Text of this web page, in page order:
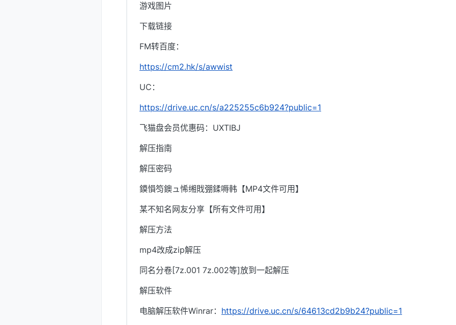
游戏图片
下载链接
FM转百度：
https://cm2.hk/s/awwist
UC：
https://drive.uc.cn/s/a225255c6b924?public=1
飞猫盘会员优惠码：UXTIBJ
解压指南
解压密码
鏌愪笉鐭ュ悕缃戝弸鍒嗕韩【MP4文件可用】
某不知名网友分享【所有文件可用】
解压方法
mp4改成zip解压
同名分卷[7z.001 7z.002等]放到一起解压
解压软件
电脑解压软件Winrar： https://drive.uc.cn/s/64613cd2b9b24?public=1